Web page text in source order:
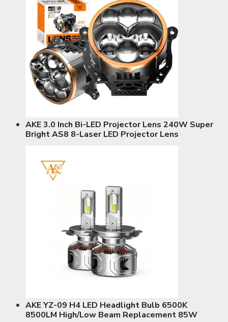
AKE 3.0 Inch Bi-LED Projector Lens 240W Super
Bright AS8 8-Laser LED Projector Lens
AKE YZ-09 H4 LED Headlight Bulb 6500K
8500LM High/Low Beam Replacement 85W